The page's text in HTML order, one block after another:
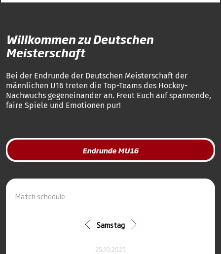
Willkommen zu Deutschen
Meisterschaft
Bei der Endrunde der Deutschen Meisterschaft der
männlichen U16 treten die Top-Teams des Hockey-
Nachwuchs gegeneinander an. Freut Euch auf spannende,
faire Spiele und Emotionen pur!
Endrunde MU16
Match schedule
Samstag
25.10.2025